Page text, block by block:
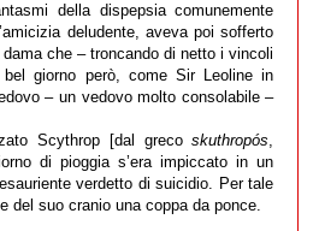
della dispepsia comunemente
deludente, aveva poi sofferto
che – troncando di netto i vincoli
giorno però, come Sir Leoline in
– un vedovo molto consolabile –
Scythrop [dal grecoskuthropós
di pioggia s’era impiccato in un
verdetto di suicidio. Per tale
del suo cranio una coppa da ponce.